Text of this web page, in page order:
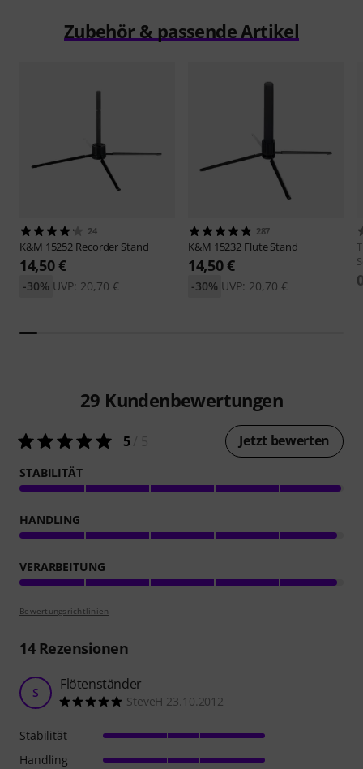
Zubehör & passende Artikel
24
K&M 15252 Recorder Stand
14,50 €
UVP: 20,70 €
-30%
287
K&M 15232 Flute Stand
14,50 €
UVP: 20,70 €
-30%
29 Kundenbewertungen
5/ 5 Jetzt bewerten
STABILITÄT
HANDLING
VERARBEITUNG
Bewertungsrichtlinien
14Rezensionen
S Flötenständer
SteveH 23.10.2012
Stabilität
Handling